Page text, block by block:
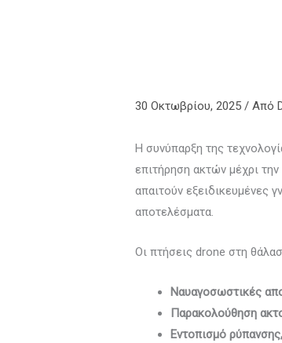
30 Οκτωβρίου, 2025/ Από
Η συνύπαρξη της
επιτήρηση ακτών μέχρι
απαιτούν εξειδικευμένες
αποτελέσματα.
Οι πτήσεις drone στη
Ναυαγοσωστικές
Παρακολούθηση
Εντοπισμό